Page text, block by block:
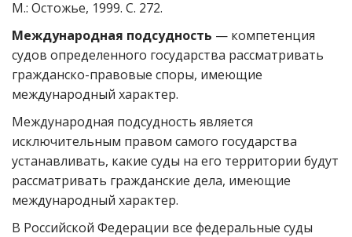
М.: Остожье, 1999. С. 272.
Международная подсудность — компетенция
судов определенного государства рассматривать
гражданско-правовые споры, имеющие
международный характер.
Международная подсудность является
исключительным правом самого государства
устанавливать, какие суды на его территории будут
рассматривать гражданские дела, имеющие
международный характер.
В Российской Федерации все федеральные суды